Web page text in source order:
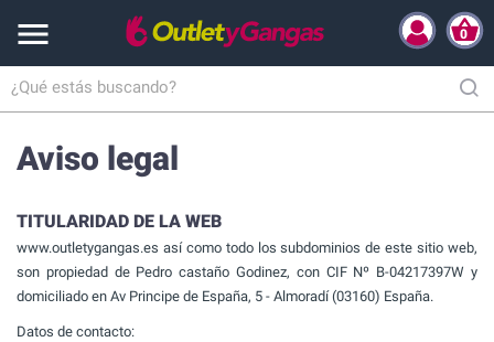
 0
Inicio Aviso legal
Aviso legal
TITULARIDAD DE LA WEB
www.outletygangas.es así como todo los subdominios de este sitio web,
son propiedad de Pedro castaño Godinez, con CIF Nº B-04217397W y
domiciliado en Av Principe de España, 5 - Almoradí (03160) España.
Datos de contacto: